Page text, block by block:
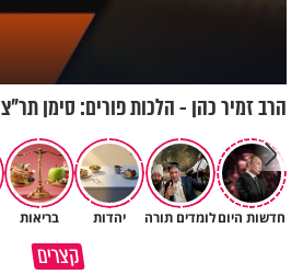
הרב זמיר כהן - הלכות פורים: סימן תר"צ
חדשות היוםלומדים תורה יהדות בריאות
קצרים
תעצרו לפני שאתם מוציאים דיבה